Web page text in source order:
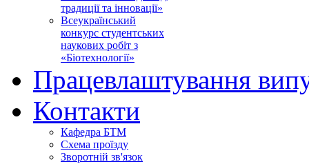
традиції та інновації»
Всеукраїнський
конкурс студентських
наукових робіт з
«Біотехнології»
Працевлаштування
Контакти
Кафедра БТМ
Схема проїзду
Зворотній зв'язок